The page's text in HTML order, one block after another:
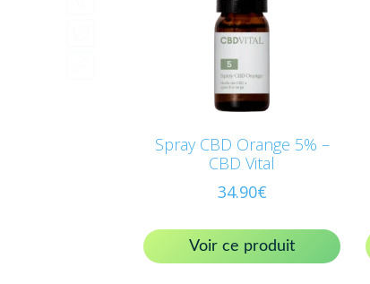
Spray CBD Orange 5% –
CBD Vital
34.90€
Voir ce produit